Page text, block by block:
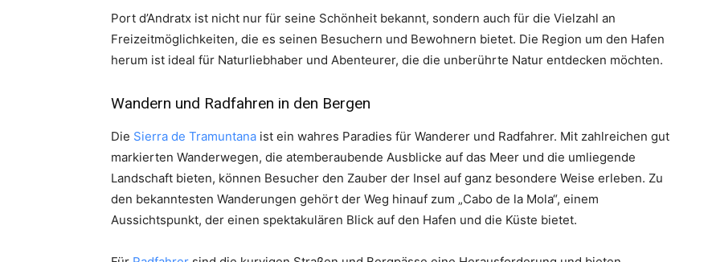
Port d’Andratx ist nicht nur für seine Schönheit bekannt, sondern auch für die Vielzahl an
Freizeitmöglichkeiten, die es seinen Besuchern und Bewohnern bietet. Die Region um den Hafen
herum ist ideal für Naturliebhaber und Abenteurer, die die unberührte Natur entdecken möchten.
Wandern und Radfahren in den Bergen
Die Sierra de Tramuntana ist ein wahres Paradies für Wanderer und Radfahrer. Mit zahlreichen gut
markierten Wanderwegen, die atemberaubende Ausblicke auf das Meer und die umliegende
Landschaft bieten, können Besucher den Zauber der Insel auf ganz besondere Weise erleben. Zu
den bekanntesten Wanderungen gehört der Weg hinauf zum „Cabo de la Mola“, einem
Aussichtspunkt, der einen spektakulären Blick auf den Hafen und die Küste bietet.